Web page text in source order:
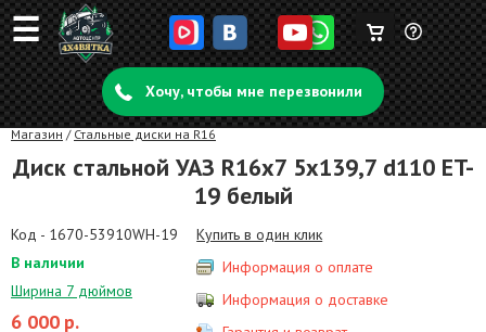
☰ Задать
вопрос
Корзина
пуста
Хочу, чтобы мне перезвонили
Магазин / Стальные диски на R16
Диск стальной УАЗ R16x7 5x139,7 d110 ET-
19 белый
Код - 1670-53910WH-19
В наличии
Ширина 7 дюймов
6 000 р.
Купить в один клик
Информация о оплате
Информация о доставке